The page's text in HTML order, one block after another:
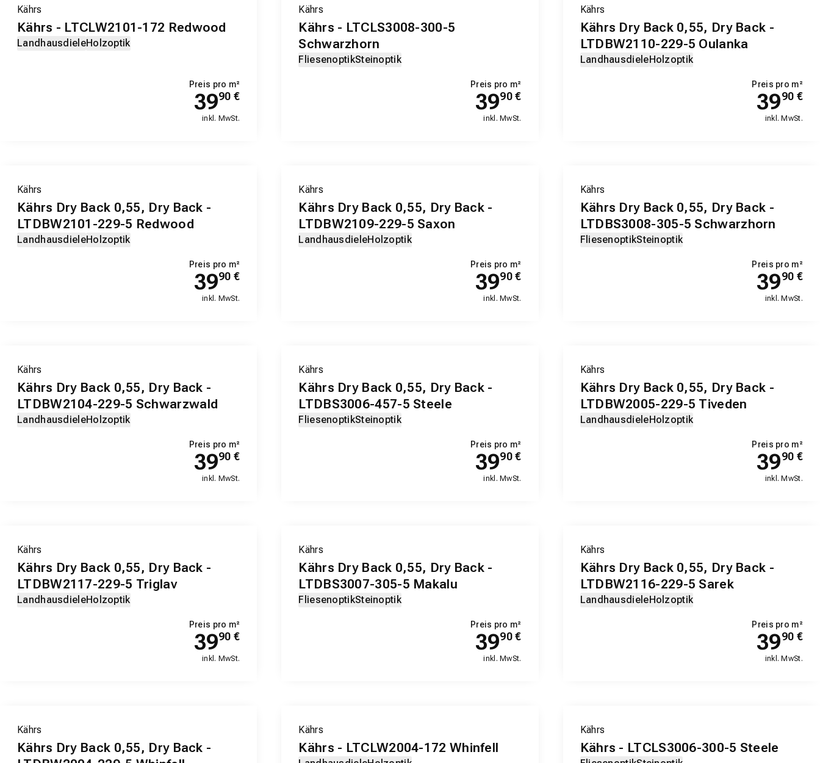
Kährs
Kährs - LTCLW2101-172 Redwood
LandhausdieleHolzoptik
Preis pro m²
3990 €
inkl. MwSt.
Kährs
Kährs - LTCLS3008-300-5
Schwarzhorn
FliesenoptikSteinoptik
Preis pro m²
3990€
inkl. MwSt.
Kährs
Kährs Dry Back 0,55, Dry Back -
LTDBW2110-229-5 Oulanka
LandhausdieleHolzoptik
Preis pro m²
3990 €
inkl. MwSt.
Kährs
Kährs Dry Back 0,55, Dry Back -
LTDBW2101-229-5 Redwood
LandhausdieleHolzoptik
Preis pro m²
3990 €
inkl. MwSt.
Kährs
Kährs Dry Back 0,55, Dry Back -
LTDBW2109-229-5 Saxon
LandhausdieleHolzoptik
Preis pro m²
3990€
inkl. MwSt.
Kährs
Kährs Dry Back 0,55, Dry Back -
LTDBS3008-305-5 Schwarzhorn
FliesenoptikSteinoptik
Preis pro m²
3990 €
inkl. MwSt.
Kährs
Kährs Dry Back 0,55, Dry Back -
LTDBW2104-229-5 Schwarzwald
LandhausdieleHolzoptik
Preis pro m²
3990 €
inkl. MwSt.
Kährs
Kährs Dry Back 0,55, Dry Back -
LTDBS3006-457-5 Steele
FliesenoptikSteinoptik
Preis pro m²
3990€
inkl. MwSt.
Kährs
Kährs Dry Back 0,55, Dry Back -
LTDBW2005-229-5 Tiveden
LandhausdieleHolzoptik
Preis pro m²
3990 €
inkl. MwSt.
Kährs
Kährs Dry Back 0,55, Dry Back -
LTDBW2117-229-5 Triglav
LandhausdieleHolzoptik
Preis pro m²
3990 €
inkl. MwSt.
Kährs
Kährs Dry Back 0,55, Dry Back -
LTDBS3007-305-5 Makalu
FliesenoptikSteinoptik
Preis pro m²
3990€
inkl. MwSt.
Kährs
Kährs Dry Back 0,55, Dry Back -
LTDBW2116-229-5 Sarek
LandhausdieleHolzoptik
Preis pro m²
3990 €
inkl. MwSt.
Kährs
Kährs Dry Back 0,55, Dry Back -
Kährs
Kährs - LTCLW2004-172 Whinfell
Kährs
Kährs - LTCLS3006-300-5 Steele